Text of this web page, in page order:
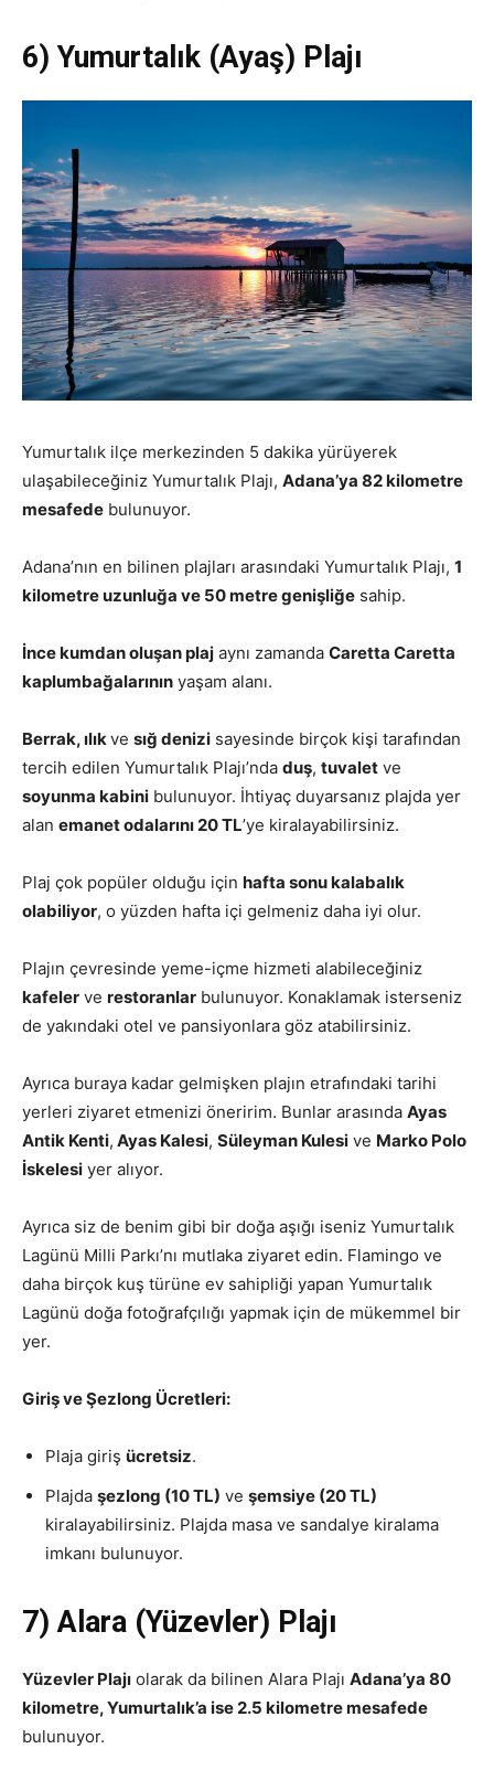
6) Yumurtalık (Ayaş) Plajı
Yumurtalık ilçe merkezinden 5 dakika yürüyerek
ulaşabileceğiniz Yumurtalık Plajı, Adana’ya 82 kilometre
mesafede bulunuyor.
Adana’nın en bilinen plajları arasındaki Yumurtalık Plajı, 1
kilometre uzunluğa ve 50 metre genişliğe sahip.
İnce kumdan oluşan plaj aynı zamanda Caretta Caretta
kaplumbağalarının yaşam alanı.
Berrak, ılıkve sığ denizi sayesinde birçok kişi tarafından
tercih edilen Yumurtalık Plajı’nda duş, tuvalet ve
soyunma kabini bulunuyor. İhtiyaç duyarsanız plajda yer
alan emanet odalarını 20 TL’ye kiralayabilirsiniz.
Plaj çok popüler olduğu için hafta sonu kalabalık
olabiliyor, o yüzden hafta içi gelmeniz daha iyi olur.
Plajın çevresinde yeme-içme hizmeti alabileceğiniz
kafeler ve restoranlar bulunuyor. Konaklamak isterseniz
de yakındaki otel ve pansiyonlara göz atabilirsiniz.
Ayrıca buraya kadar gelmişken plajın etrafındaki tarihi
yerleri ziyaret etmenizi öneririm. Bunlar arasında Ayas
Antik Kenti, Ayas Kalesi, Süleyman Kulesi ve Marko Polo
İskelesi yer alıyor.
Ayrıca siz de benim gibi bir doğa aşığı iseniz Yumurtalık
Lagünü Milli Parkı’nı mutlaka ziyaret edin. Flamingo ve
daha birçok kuş türüne ev sahipliği yapan Yumurtalık
Lagünü doğa fotoğrafçılığı yapmak için de mükemmel bir
yer.
Giriş ve Şezlong Ücretleri:
Plaja giriş ücretsiz.
Plajda şezlong (10 TL) ve şemsiye (20 TL)
kiralayabilirsiniz. Plajda masa ve sandalye kiralama
imkanı bulunuyor.
7) Alara (Yüzevler) Plajı
Yüzevler Plajı olarak da bilinen Alara Plajı Adana’ya 80
kilometre, Yumurtalık’a ise 2.5 kilometre mesafede
bulunuyor.